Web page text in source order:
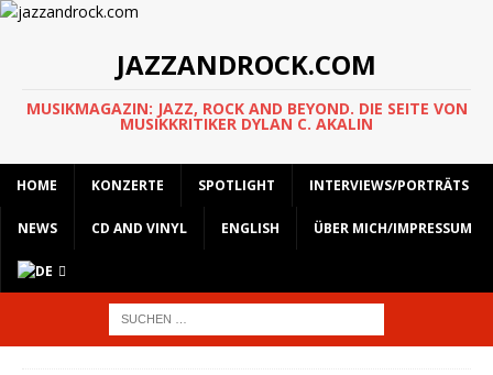
JAZZANDROCK.COM
MUSIKMAGAZIN: JAZZ, ROCK AND BEYOND. DIE SEITE VON
MUSIKKRITIKER DYLAN C. AKALIN
HOME KONZERTE SPOTLIGHT INTERVIEWS/PORTRÄTS
NEWS CD AND VINYL ENGLISH ÜBER MICH/IMPRESSUM